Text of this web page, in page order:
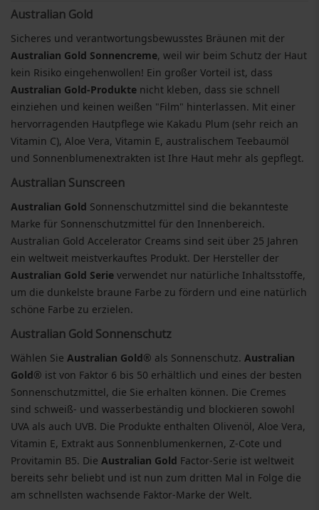
Australian Gold
Sicheres und verantwortungsbewusstes Bräunen mit der
Australian Gold Sonnencreme, weil wir beim Schutz der Haut
kein Risiko eingehenwollen! Ein großer Vorteil ist, dass
Australian Gold-Produkte nicht kleben, dass sie schnell
einziehen und keinen weißen "Film" hinterlassen. Mit einer
hervorragenden Hautpflege wie Kakadu Plum (sehr reich an
Vitamin C), Aloe Vera, Vitamin E, australischem Teebaumöl
und Sonnenblumenextrakten ist Ihre Haut mehr als gepflegt.
Australian Sunscreen
Australian Gold Sonnenschutzmittel sind die bekannteste
Marke für Sonnenschutzmittel für den Innenbereich.
Australian Gold Accelerator Creams sind seit über 25 Jahren
ein weltweit meistverkauftes Produkt. Der Hersteller der
Australian Gold Serie verwendet nur natürliche Inhaltsstoffe,
um die dunkelste braune Farbe zu fördern und eine natürlich
schöne Farbe zu erzielen.
Australian Gold Sonnenschutz
Wählen Sie Australian Gold® als Sonnenschutz. Australian
Gold® ist von Faktor 6 bis 50 erhältlich und eines der besten
Sonnenschutzmittel, die Sie erhalten können. Die Cremes
sind schweiß- und wasserbeständig und blockieren sowohl
UVA als auch UVB. Die Produkte enthalten Olivenöl, Aloe Vera,
Vitamin E, Extrakt aus Sonnenblumenkernen, Z-Cote und
Provitamin B5. Die Australian Gold Factor-Serie ist weltweit
bereits sehr beliebt und ist nun zum dritten Mal in Folge die
am schnellsten wachsende Faktor-Marke der Welt.